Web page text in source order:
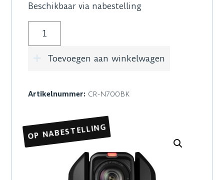
Beschikbaar via nabestelling
Canon CR-N700BK PTZ camera aantal
Toevoegen aan winkelwagen
Artikelnummer: CR-N700BK
OP NABESTELLING